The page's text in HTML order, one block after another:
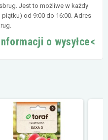
Jest to możliwe w każdy
od 9:00 do 16:00. Adres
o wysyłce<